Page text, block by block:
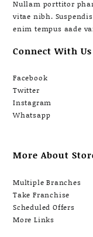
Nullam porttitor
vitae nibh.
enim tempus aade
Connect With Us
Facebook
Twitter
Instagram
Whatsapp
More About
Multiple Branches
Take Franchise
Scheduled Offers
More Links